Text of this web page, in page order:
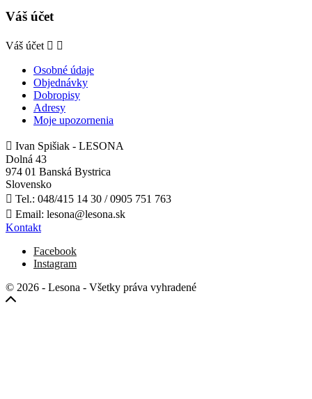
Váš účet
Váš účet  
Osobné údaje
Objednávky
Dobropisy
Adresy
Moje upozornenia
 Ivan Spišiak - LESONA
Dolná 43
974 01 Banská Bystrica
Slovensko
 Tel.: 048/415 14 30 / 0905 751 763
 Email: lesona@lesona.sk
Kontakt
Facebook
Instagram
© 2026 - Lesona - Všetky práva vyhradené